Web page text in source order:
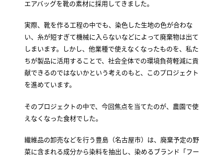
エアバッグを靴の素材に採用してきました。
実際、靴を作る工程の中でも、染色した生地の色が合わな
い、糸が短すぎて機械に入らないなどによって廃棄物は出て
しまいます。しかし、他業種で使えなくなったものを、私た
ちが製品に活用することで、社会全体での環境負荷軽減に貢
献できるのではないかという考えのもと、このプロジェクト
を進めています。
そのプロジェクトの中で、今回焦点を当てたのが、農園で使
えなくなった食材でした。
繊維品の卸売などを行う豊島（名古屋市）は、廃棄予定の野
菜に含まれる成分から染料を抽出し、染めるブランド「フー